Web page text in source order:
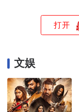
打开
文娱